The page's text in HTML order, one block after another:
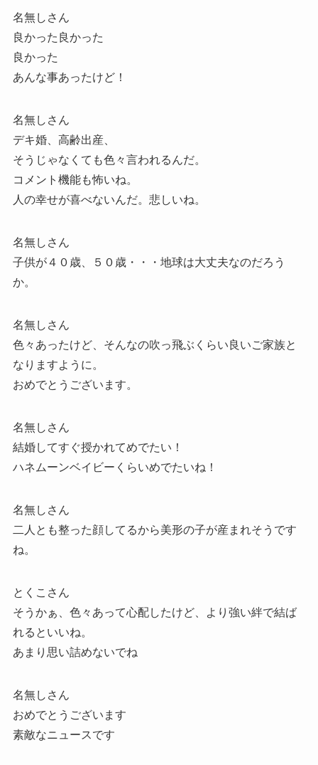
名無しさん
良かった良かった
良かった
あんな事あったけど！
名無しさん
デキ婚、高齢出産、
そうじゃなくても色々言われるんだ。
コメント機能も怖いね。
人の幸せが喜べないんだ。悲しいね。
名無しさん
子供が４０歳、５０歳・・・地球は大丈夫なのだろう
か。
名無しさん
色々あったけど、そんなの吹っ飛ぶくらい良いご家族と
なりますように。
おめでとうございます。
名無しさん
結婚してすぐ授かれてめでたい！
ハネムーンベイビーくらいめでたいね！
名無しさん
二人とも整った顔してるから美形の子が産まれそうです
ね。
とくこさん
そうかぁ、色々あって心配したけど、より強い絆で結ば
れるといいね。
あまり思い詰めないでね
名無しさん
おめでとうございます
素敵なニュースです